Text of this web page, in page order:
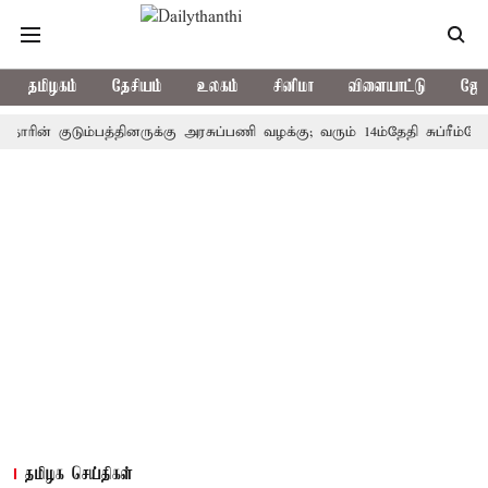
தமிழகம் தேசியம் உலகம் சினிமா விளையாட்டு
அரசுப்பணி வழக்கு; வரும் 14ம்தேதி
தமிழக செய்திகள்